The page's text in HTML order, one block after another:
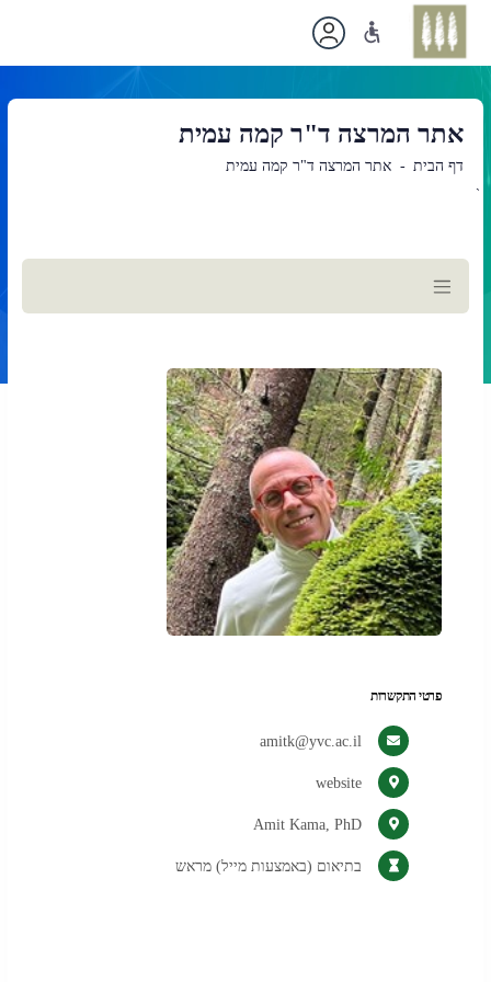
אתר המרצה ד"ר קמה עמית
דף הבית אתר המרצה ד"ר קמה עמית
`
תוכן
ראשי
פרטי התקשרות
amitk@yvc.ac.il
website(נפתח
חדשה
Amit Kama, PhD
בתיאום (באמצעות מייל) מראש